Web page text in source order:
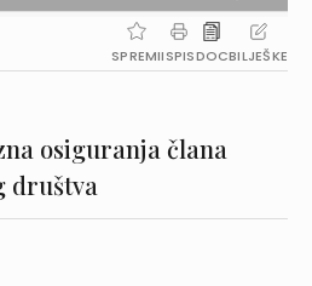
SPREMIISPISDOCBILJEŠKE
osiguranja člana
društva